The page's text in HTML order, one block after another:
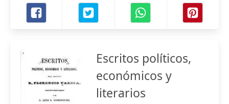
Escritos políticos,
económicos y
literarios